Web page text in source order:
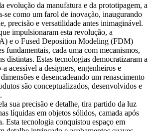
evolução da manufatura e da prototipagem, a
se como um farol de inovação, inaugurando
precisão e versatilidade antes inimaginável.
impulsionaram esta revolução, a
e o Fused Deposition Modeling (FDM)
fundamentais, cada uma com mecanismos,
distintas. Estas tecnologias democratizaram a
acessível a designers, engenheiros e
e desencadeando um renascimento
são conceptualizados, desenvolvidos e
sua precisão e detalhe, tira partido da luz
líquidas em objetos sólidos, camada após
Esta tecnologia conquistou espaço em